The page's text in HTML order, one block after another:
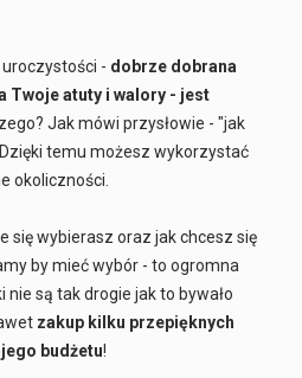
- dobrze dobrana
Twoje atuty i walory - jest
Jak mówi przysłowie - "jak
temu możesz wykorzystać
okoliczności.
się wybierasz oraz jak chcesz się
by mieć wybór - to ogromna
nie są tak drogie jak to bywało
zakup kilku przepięknych
budżetu!